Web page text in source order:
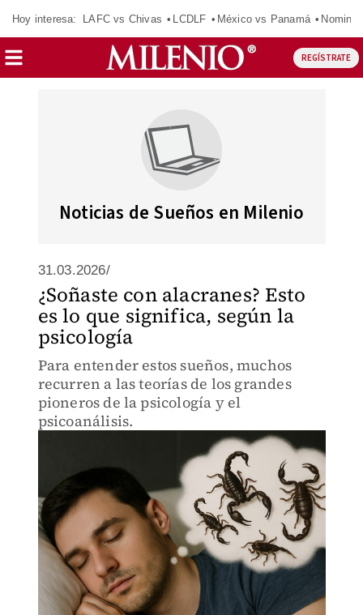
Hoy interesa: LAFC vs Chivas LCDLF México vs Panamá
REGÍSTRATE
Noticias de Sueños en Milenio
31.03.2026/
¿Soñaste con alacranes? Esto
es lo que significa, según la
psicología
Para entender estos sueños, muchos
recurren a las teorías de los grandes
pioneros de la psicología y el
psicoanálisis.